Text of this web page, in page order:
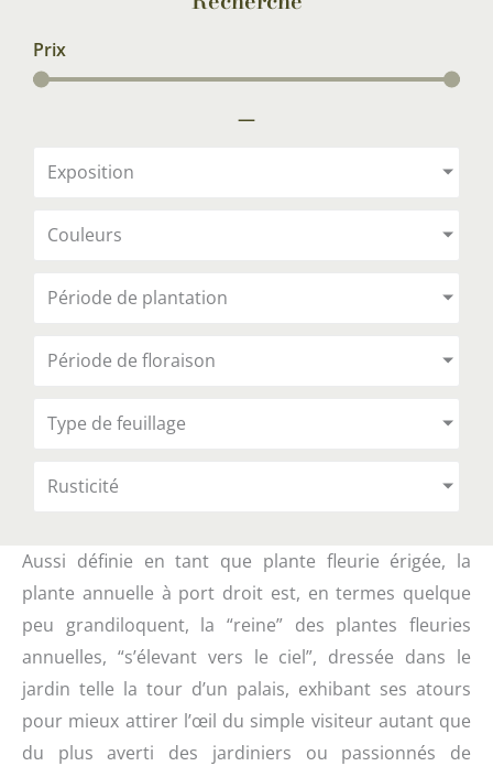
Prix
—
Exposition
Couleurs
Période de plantation
Période de floraison
Type de feuillage
Rusticité
Aussi définie en tant que plante fleurie érigée, la
plante annuelle à port droit est, en termes quelque
peu grandiloquent, la “reine” des plantes fleuries
annuelles, “s’élevant vers le ciel”, dressée dans le
jardin telle la tour d’un palais, exhibant ses atours
pour mieux attirer l’œil du simple visiteur autant que
du plus averti des jardiniers ou passionnés de